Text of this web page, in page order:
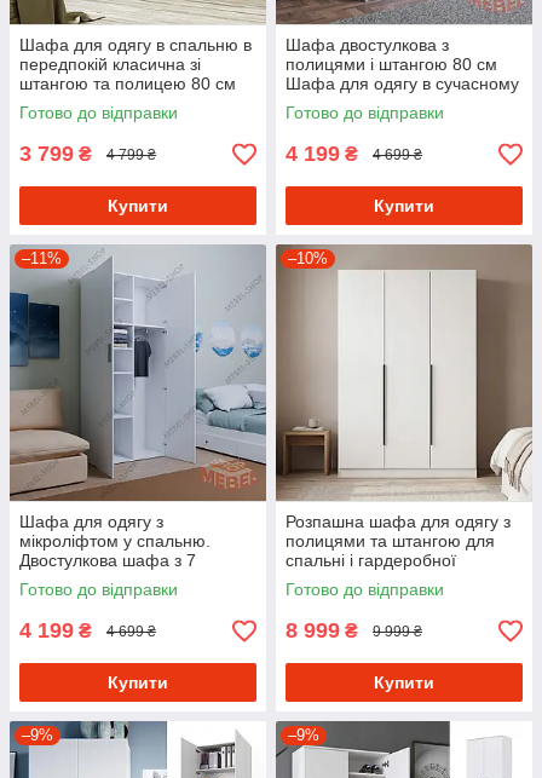
Шафа для одягу в спальню в
передпокій класична зі
штангою та полицею 80 см
Готово до відправки
3 799 ₴ 4 799 ₴
Купити
Шафа двостулкова з
полицями і штангою 80 см
Шафа для одягу в сучасному
стилі з ламінованого ДСП
Готово до відправки
4 199 ₴ 4 699 ₴
Купити
–11%
Шафа для одягу з
мікроліфтом у спальню.
Двостулкова шафа з 7
полицями з ламінованої ДСП
Готово до відправки
4 199 ₴ 4 699 ₴
Купити
–10%
Розпашна шафа для одягу з
полицями та штангою для
спальні і гардеробної
Готово до відправки
8 999 ₴ 9 999 ₴
Купити
–9% –9%